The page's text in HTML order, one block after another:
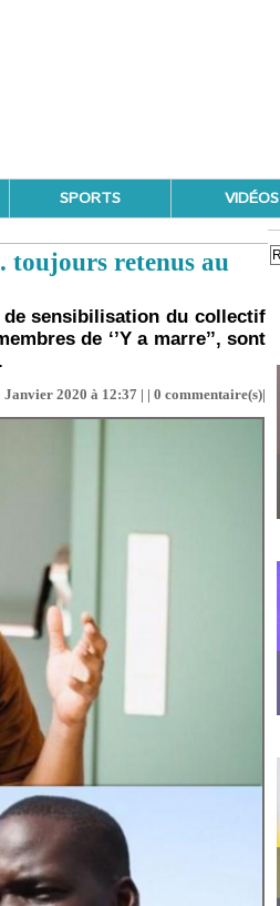
SPORTS VIDÉOS
toujours retenus au
de sensibilisation du collectif
de ‘’Y a marre’’, sont
2020 à 12:37 | | 0 commentaire(s)|